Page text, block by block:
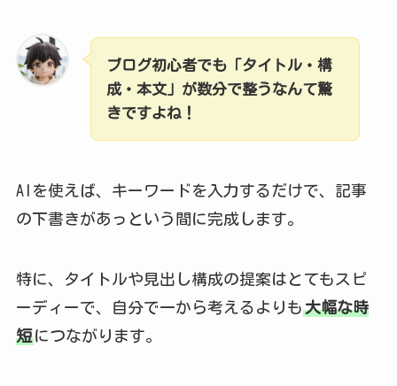
ブログ初心者でも「タイトル・構
成・本文」が数分で整うなんて驚
きですよね！
AIを使えば、キーワードを入力するだけで、記事
の下書きがあっという間に完成します。
特に、タイトルや見出し構成の提案はとてもスピ
ーディーで、自分で一から考えるよりも 大幅な時
短につながります。